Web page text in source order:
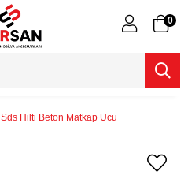
0
Sds Hilti Beton Matkap Ucu